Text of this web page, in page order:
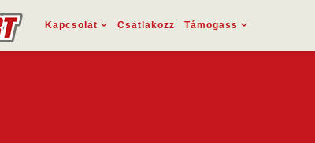
Kapcsolat Csatlakozz Támogass